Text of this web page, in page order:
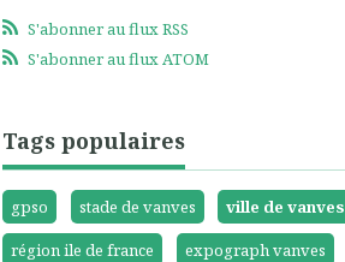
S'abonner au flux RSS
S'abonner au flux ATOM
Tags populaires
gpso stade de vanves ville de vanves
région ile de france
expograph vanves